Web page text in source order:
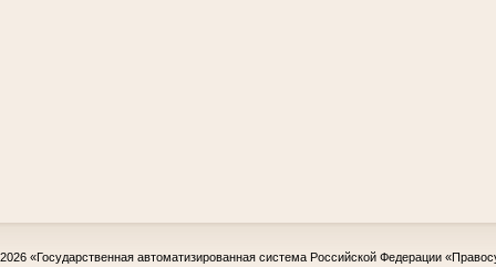
«Государственная автоматизированная система Российской Федерации